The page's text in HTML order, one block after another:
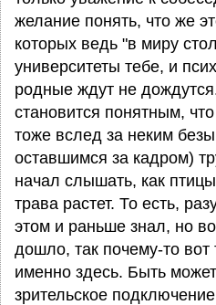
желание понять, что же
которых ведь "в миру
университеты тебе, и
родные ждут не
становится понятным,
тоже вслед за неким
оставшимся за кадром)
начал слышать, как
трава растет. То есть,
этом и раньше знал, но
дошло, так почему-то вот
именно здесь. Быть
зрительское